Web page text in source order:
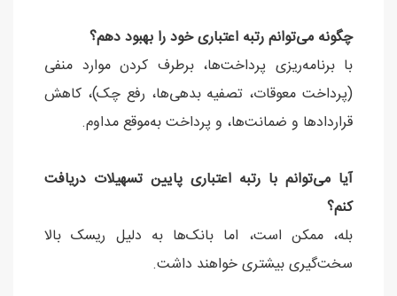
چگونه می‌توانم رتبه اعتباری خود را بهبود دهم؟
با برنامه‌ریزی پرداخت‌ها، برطرف کردن موارد منفی
(پرداخت معوقات، تصفیه بدهی‌ها، رفع چک)، کاهش
قراردادها و ضمانت‌ها، و پرداخت به‌موقع مداوم.
آیا می‌توانم با رتبه اعتباری پایین تسهیلات دریافت
کنم؟
بله، ممکن است، اما بانک‌ها به دلیل ریسک بالا
سخت‌گیری بیشتری خواهند داشت.